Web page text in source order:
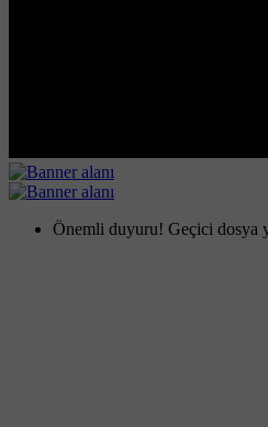
Önemli duyuru! Geçici dosya